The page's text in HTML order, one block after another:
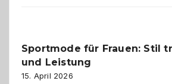
gegen
Sportmode für Frauen: Stil
und Leistung
15. April 2026